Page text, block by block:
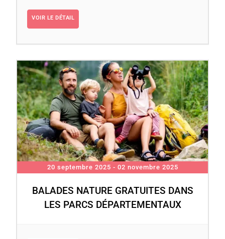
VOIR LE DÉTAIL
20 septembre 2025 - 02 novembre 2025
BALADES NATURE GRATUITES DANS
LES PARCS DÉPARTEMENTAUX